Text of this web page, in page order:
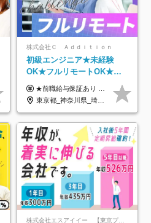
株式会社Ｃ Ａｄｄｉｔｉｏｎ
初級エンジニア★未経験
OK★フルリモートOK★月
給32万円～★残業月10h＆
年休120日以上★副業可
★前職給与保証あり ★月給32万円以上＋インセンティブあり 月給32万円以上＋インセンティブ＋各種手当 ※上記には固定残業代（月30時間・44,400円～）を含みます ※超過分は別途支給します ※試用期間はございません ★＼成果＝あなたの収入／★ 【1】案件単価ー8万円＝あなたの給与 参画したプロジェクトの案件単価から 一律8万円引いた金額があなたの給与です！ （月給例） ■1人称での構築・小規模な詳細設計 案件単価55万円ー8万円＝月給47万円（還元率85.5%） ■大型案件の設計・構築やプロジェクト管理 案件単価90万円ー8万円＝月給82万円（還元率91.1%） ‥‥‥‥‥‥‥‥‥‥‥‥‥‥‥‥‥‥ 【2】月給の他にも豊富なインセンティブあり 全員が月3～13万円のインセンティブをゲットしています！ ≪インセンティブ制度≫ 稼働している現場で増員・交代が発生し、 当社の人員を配属が決定した際に支給。 ◇C Addition正社員が参画 ：実粗利の10%／毎月 ◇協力会社所属の社員が参画：実粗利の30%／毎月 ≪リファラル制度≫ あなたの知り合いが当社のメンバーになった際に、 毎月1人あたり2万円支給します◎ ‥‥‥‥‥‥‥‥‥‥‥‥‥‥‥‥‥‥
東京都_神奈川県_埼玉県_千葉県_大阪府_愛知県_北海道_青森県_岩手県_宮城県_秋田県_山形県_福島県_茨城県_栃木県_群馬県_新潟県_山梨県_長野県_富山県_石川県_福井県_静岡県_岐阜県_三重県_兵庫県_京都府_滋賀県_奈良県_和歌山県_広島県_岡山県_鳥取県_島根県_山口県_徳島県_香川県_愛媛県_高知県_福岡県_熊本県_佐賀県_長崎県_大分県_宮崎県_鹿児島県_沖縄県
株式会社エスアイイー 【東京プロマーケット上場】